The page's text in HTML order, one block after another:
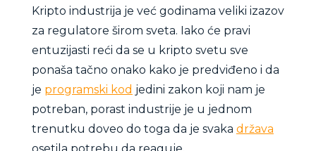
Kripto industrija je već godinama veliki izazov
za regulatore širom sveta. Iako će pravi
entuzijasti reći da se u kripto svetu sve
ponaša tačno onako kako je predviđeno i da
je programski kod jedini zakon koji nam je
potreban, porast industrije je u jednom
trenutku doveo do toga da je svaka država